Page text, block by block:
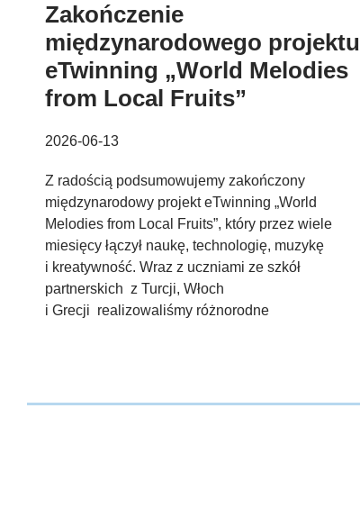
Zakończenie
międzynarodowego projektu
eTwinning „World Melodies
from Local Fruits”
2026-06-13
Z radością podsumowujemy zakończony
międzynarodowy projekt eTwinning „World
Melodies from Local Fruits”, który przez wiele
miesięcy łączył naukę, technologię, muzykę
i kreatywność. Wraz z uczniami ze szkół
partnerskich z Turcji, Włoch
i Grecji realizowaliśmy różnorodne